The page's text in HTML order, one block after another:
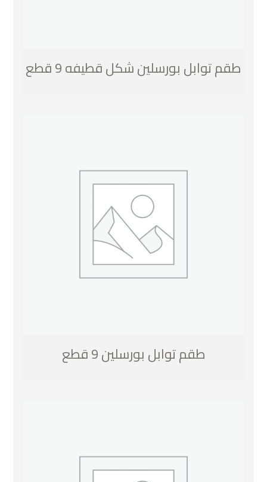
طقم توابل بورسلين شكل قطيفه 9 قطع
طقم توابل بورسلين 9 قطع